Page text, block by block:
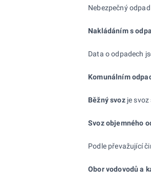
Nebezpečný
Nakládáním s
Data o odpadech
Komunálním
Běžný svozje svoz
Svoz objemného
Podle převažující
Obor vodovodů a